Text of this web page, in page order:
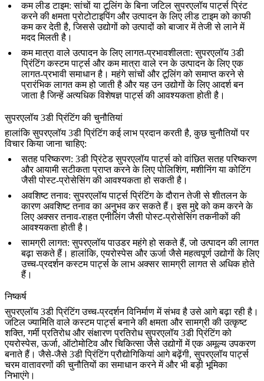
कम लीड टाइम: सांचों या टूलिंग के बिना जटिल सुपरएलॉय पार्ट्स प्रिंट
करने की क्षमता प्रोटोटाइपिंग और उत्पादन के लिए लीड टाइम को काफी
कम कर देती है, जिससे उद्योगों को उत्पादों को बाजार में तेजी से लाने में
मदद मिलती है।
कम मात्रा वाले उत्पादन के लिए लागत-प्रभावशीलता: सुपरएलॉय 3डी
प्रिंटिंग कस्टम पार्ट्स और कम मात्रा वाले रन के उत्पादन के लिए एक
लागत-प्रभावी समाधान है। महंगे सांचों और टूलिंग को समाप्त करने से
प्रारंभिक लागत कम हो जाती है और यह उन उद्योगों के लिए आदर्श बन
जाता है जिन्हें अत्यधिक विशेषज्ञ पार्ट्स की आवश्यकता होती है।
सुपरएलॉय 3डी प्रिंटिंग की चुनौतियां
हालांकि सुपरएलॉय 3डी प्रिंटिंग कई लाभ प्रदान करती है, कुछ चुनौतियों पर
विचार किया जाना चाहिए:
सतह परिष्करण: 3डी प्रिंटेड सुपरएलॉय पार्ट्स को वांछित सतह परिष्करण
और आयामी सटीकता प्राप्त करने के लिए पोलिशिंग, मशीनिंग या कोटिंग
जैसी पोस्ट-प्रोसेसिंग की आवश्यकता हो सकती है।
अवशिष्ट तनाव: सुपरएलॉय पार्ट्स प्रिंटिंग के दौरान तेजी से शीतलन के
कारण अवशिष्ट तनाव का अनुभव कर सकते हैं। इस मुद्दे को कम करने के
लिए अक्सरतनाव-राहत एनीलिंगजैसी पोस्ट-प्रोसेसिंग तकनीकों की
आवश्यकता होती है।
सामग्री लागत: सुपरएलॉय पाउडर महंगे हो सकते हैं, जो उत्पादन की लागत
बढ़ा सकते हैं। हालांकि, एयरोस्पेस और ऊर्जा जैसे महत्वपूर्ण उद्योगों के लिए
उच्च-प्रदर्शन कस्टम पार्ट्स के लाभ अक्सर सामग्री लागत से अधिक होते
हैं।
निष्कर्ष
सुपरएलॉय 3डी प्रिंटिंग उच्च-प्रदर्शन विनिर्माण में संभव है उसे आगे बढ़ा रही है।
जटिल ज्यामिति वाले कस्टम पार्ट्स बनाने की क्षमता और सामग्री की उत्कृष्ट
शक्ति, गर्मी प्रतिरोध और संक्षारण प्रतिरोध सुपरएलॉय 3डी प्रिंटिंग को
एयरोस्पेस, ऊर्जा, ऑटोमोटिव और चिकित्सा जैसे उद्योगों में एक अमूल्य उपकरण
बनाते हैं। जैसे-जैसे 3डी प्रिंटिंग प्रौद्योगिकियां आगे बढ़ेंगी, सुपरएलॉय पार्ट्स
चरम वातावरणों की चुनौतियों का समाधान करने में और भी बड़ी भूमिका
निभाएंगे।